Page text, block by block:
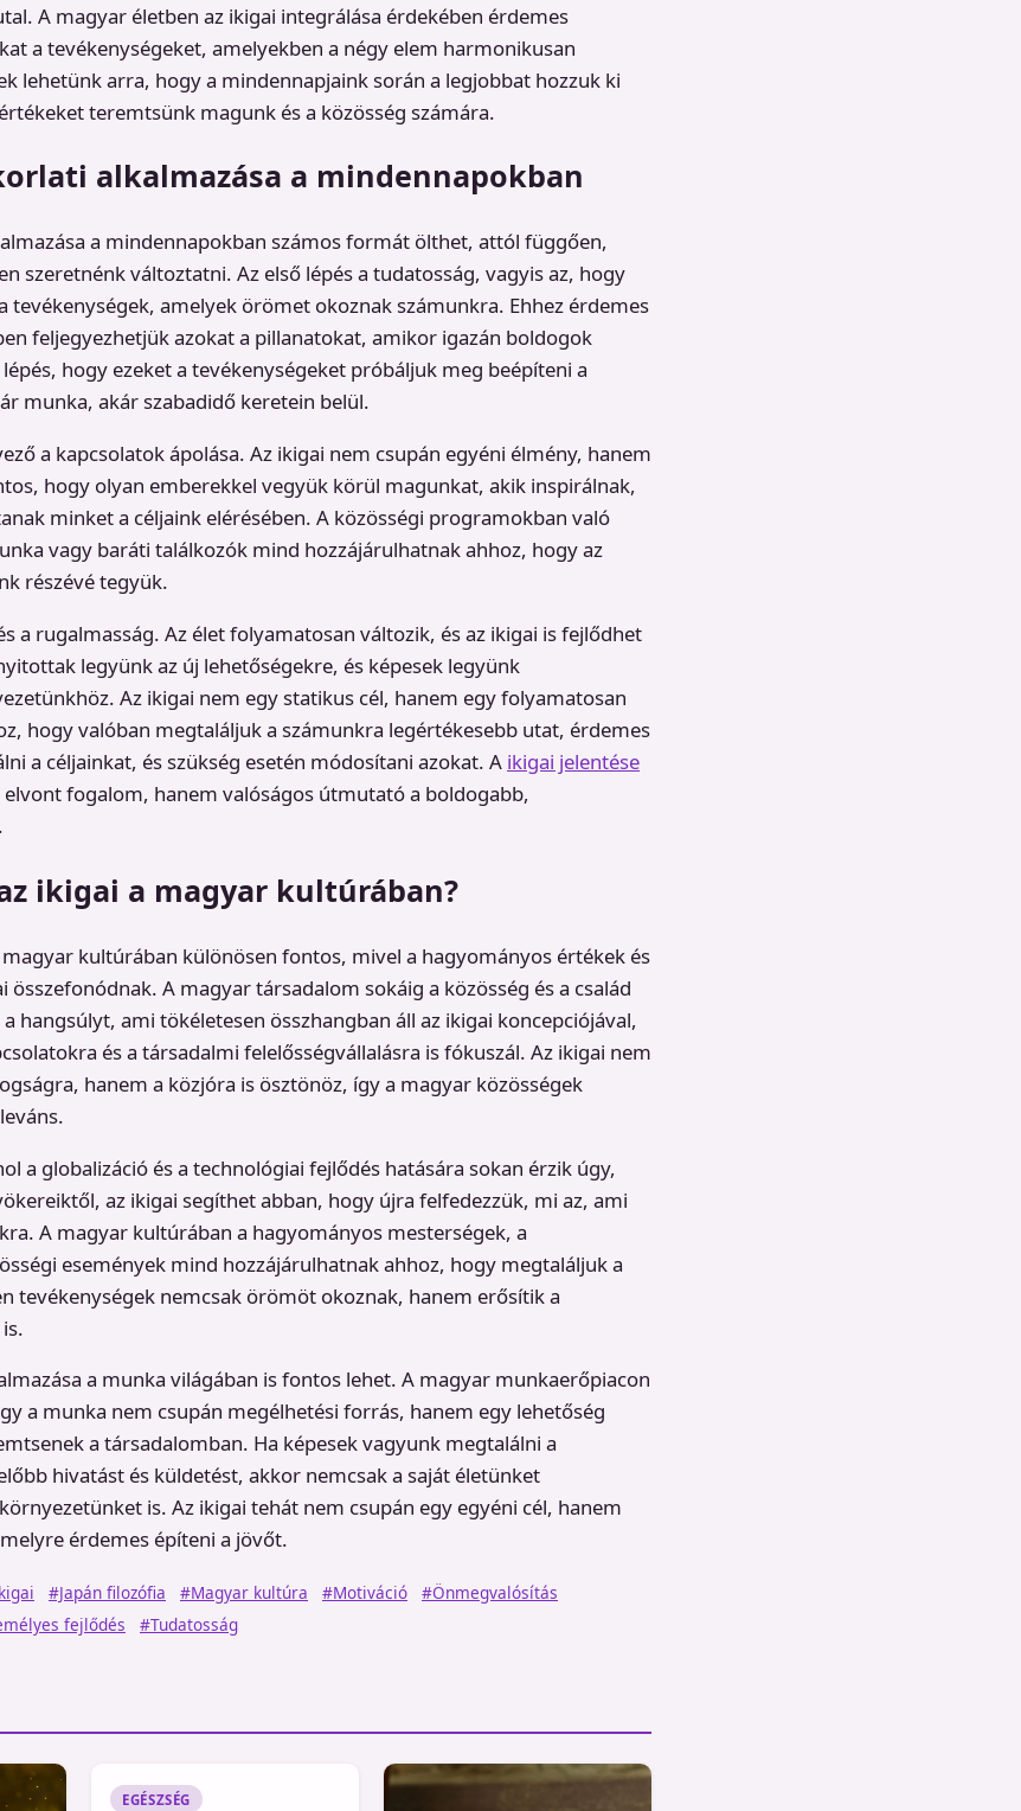
A magyar életben az ikigai integrálása érdekében érdemes
a tevékenységeket, amelyekben a négy elem harmonikusan
lehetünk arra, hogy a mindennapjaink során a legjobbat hozzuk ki
teremtsünk magunk és a közösség számára.
alkalmazása a mindennapokban
a mindennapokban számos formát ölthet, attól függően,
szeretnénk változtatni. Az első lépés a tudatosság, vagyis az, hogy
tevékenységek, amelyek örömet okoznak számunkra. Ehhez érdemes
feljegyezhetjük azokat a pillanatokat, amikor igazán boldogok
hogy ezeket a tevékenységeket próbáljuk meg beépíteni a
munka, akár szabadidő keretein belül.
a kapcsolatok ápolása. Az ikigai nem csupán egyéni élmény, hanem
hogy olyan emberekkel vegyük körül magunkat, akik inspirálnak,
minket a céljaink elérésében. A közösségi programokban való
vagy baráti találkozók mind hozzájárulhatnak ahhoz, hogy az
részévé tegyük.
a rugalmasság. Az élet folyamatosan változik, és az ikigai is fejlődhet
legyünk az új lehetőségekre, és képesek legyünk
Az ikigai nem egy statikus cél, hanem egy folyamatosan
hogy valóban megtaláljuk a számunkra legértékesebb utat, érdemes
a céljainkat, és szükség esetén módosítani azokat. A ikigai jelentése
fogalom, hanem valóságos útmutató a boldogabb,
ikigai a magyar kultúrában?
kultúrában különösen fontos, mivel a hagyományos értékek és
összefonódnak. A magyar társadalom sokáig a közösség és a család
hangsúlyt, ami tökéletesen összhangban áll az ikigai koncepciójával,
és a társadalmi felelősségvállalásra is fókuszál. Az ikigai nem
hanem a közjóra is ösztönöz, így a magyar közösségek
a globalizáció és a technológiai fejlődés hatására sokan érzik úgy,
az ikigai segíthet abban, hogy újra felfedezzük, mi az, ami
A magyar kultúrában a hagyományos mesterségek, a
események mind hozzájárulhatnak ahhoz, hogy megtaláljuk a
tevékenységek nemcsak örömöt okoznak, hanem erősítik a
a munka világában is fontos lehet. A magyar munkaerőpiacon
a munka nem csupán megélhetési forrás, hanem egy lehetőség
a társadalomban. Ha képesek vagyunk megtalálni a
hivatást és küldetést, akkor nemcsak a saját életünket
is. Az ikigai tehát nem csupán egy egyéni cél, hanem
érdemes építeni a jövőt.
#Japán filozófia #Magyar kultúra #Motiváció
#Önmegvalósítás
fejlődés #Tudatosság
EGÉSZSÉG